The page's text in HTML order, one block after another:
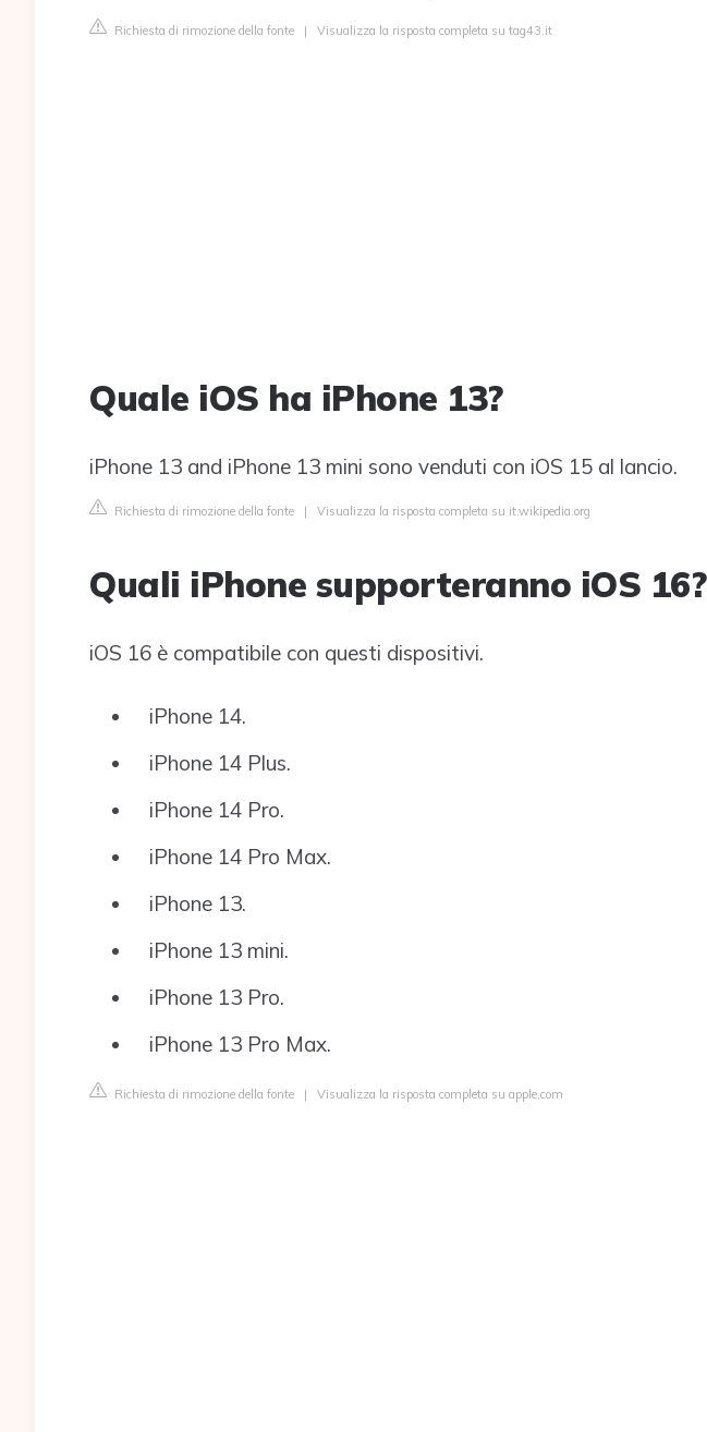
Richiesta di rimozione della fonte | Visualizza la risposta completa su tag43.it
Quale iOS ha iPhone 13?
iPhone 13 and iPhone 13 mini sono venduti con iOS 15 al lancio.
Richiesta di rimozione della fonte | Visualizza la risposta completa su it.wikipedia.org
Quali iPhone supporteranno iOS 16?
iOS 16 è compatibile con questi dispositivi.
iPhone 14.
iPhone 14 Plus.
iPhone 14 Pro.
iPhone 14 Pro Max.
iPhone 13.
iPhone 13 mini.
iPhone 13 Pro.
iPhone 13 Pro Max.
Richiesta di rimozione della fonte | Visualizza la risposta completa su apple.com